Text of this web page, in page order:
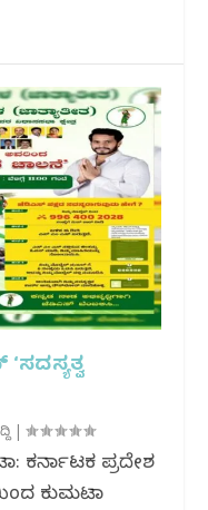
|
ಕರ್ನಾಟಕ ಪ್ರದೇಶ
ಕುಮಟಾ